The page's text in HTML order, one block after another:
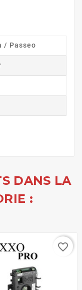
/ Passeo
DANS LA
:
favorite_border